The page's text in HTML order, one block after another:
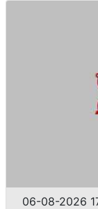
06-08-2026